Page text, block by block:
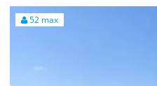
52 max